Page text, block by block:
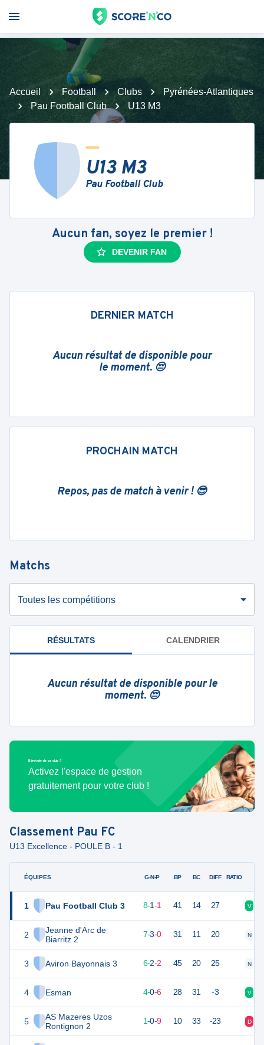
Accueil Football Clubs
Pyrénées-Atlantiques
Pau Football Club
U13 M3
U13 M3
Pau Football Club
Aucun fan, soyez le premier !
DEVENIR FAN
DERNIER MATCH
Aucun résultat de disponible pour
le moment. 😔
PROCHAIN MATCH
Repos, pas de match à venir ! 😎
Matchs
Toutes les compétitions
RÉSULTATS CALENDRIER
Aucun résultat de disponible pour le
moment. 😔
Bénévole de ce club ?
Activez l'espace de gestion
gratuitement pour votre club !
Classement Pau FC
U13 Excellence - POULE B - 1
ÉQUIPES
1 Pau Football Club 3
2
Jeanne d'Arc de
Biarritz 2
3 Aviron Bayonnais 3
4 Esman
5
AS Mazeres Uzos
Rontignon 2
G-N-P BP BC DIFF RATIO
25 10 8-1-1 41 14 27 V
24 7-3-0 31 11 20 N
20 6-2-2 45 20 25 N
4-0-6 28 31 -3 V
3 1-0-9 10 33 -23 D